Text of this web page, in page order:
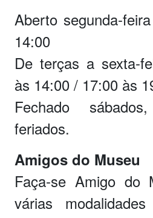
Aberto segunda-
14:00
De terças a sexta-
às 14:00 / 17:00 às
Fechado
feriados.
Amigos do Museu
Faça-se Amigo do
várias